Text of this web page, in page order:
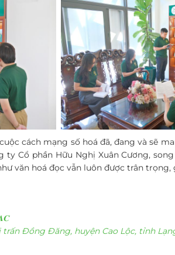
cách mạng số hoá đã, đang và sẽ
ty Cổ phần Hữu Nghị Xuân Cương,
văn hoá đọc vẫn luôn được trân trọng,
trấn Đồng Đăng, huyện Cao Lộc, tỉnh